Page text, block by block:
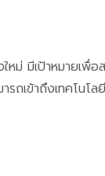
มีเป้าหมายเพื่อ
เข้าถึงเทคโนโ